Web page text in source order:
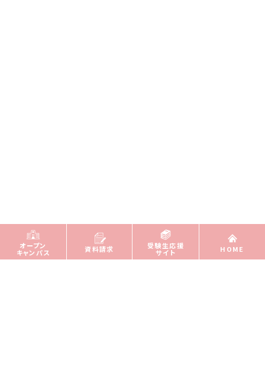
オープン
キャンパス 資料請求 受験生応援
サイト HOME